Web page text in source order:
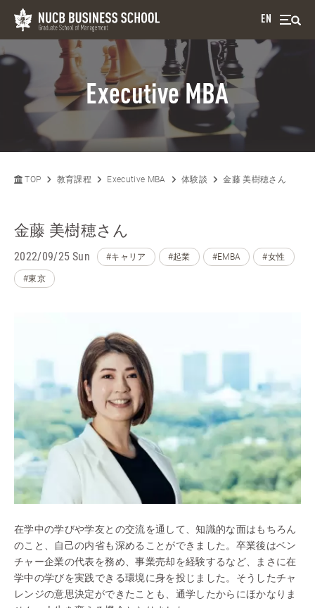
EN
Executive MBA
TOP 教育課程 Executive MBA 体験談 金藤 美樹穂さん
金藤 美樹穂さん
2022/09/25 Sun #キャリア #起業 #EMBA #女性
#東京
在学中の学びや学友との交流を通して、知識的な面はもちろん
のこと、自己の内省も深めることができました。卒業後はベン
チャー企業の代表を務め、事業売却を経験するなど、まさに在
学中の学びを実践できる環境に身を投じました。そうしたチャ
レンジの意思決定ができたことも、通学したからにほかなりま